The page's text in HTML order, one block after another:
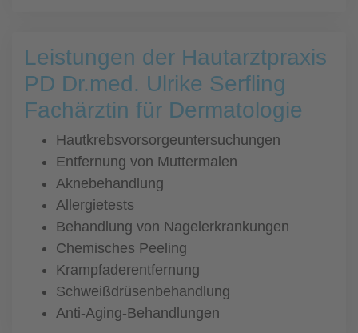
Leistungen der Hautarztpraxis
PD Dr.med. Ulrike Serfling
Fachärztin für Dermatologie
Hautkrebsvorsorgeuntersuchungen
Entfernung von Muttermalen
Aknebehandlung
Allergietests
Behandlung von Nagelerkrankungen
Chemisches Peeling
Krampfaderentfernung
Schweißdrüsenbehandlung
Anti-Aging-Behandlungen